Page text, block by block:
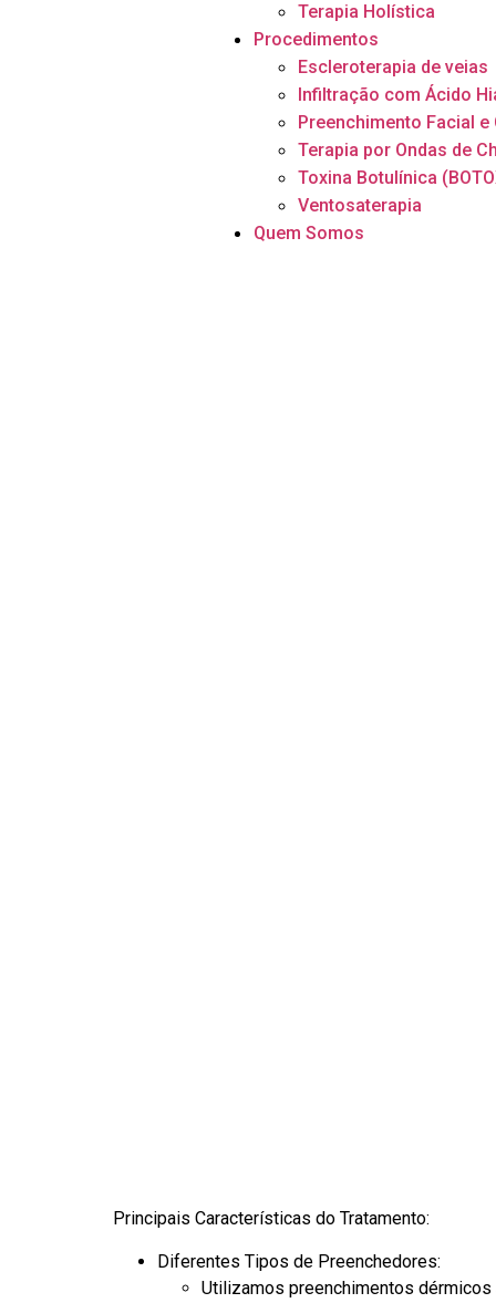
Terapia Holística
Procedimentos
Escleroterapia de veias
Infiltração com Ácido
Preenchimento Facial e
Terapia por Ondas de
Toxina Botulínica
Ventosaterapia
Quem Somos
Principais Características do Tratamento:
Diferentes Tipos de Preenchedores:
Utilizamos preenchimentos dérmicos